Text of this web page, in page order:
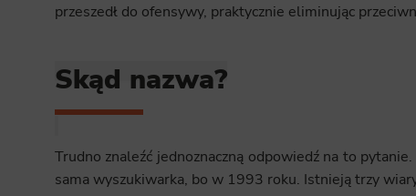
przeszedł do ofensywy, praktycznie eliminując
Skąd nazwa?
Trudno znaleźć jednoznaczną odpowiedź na to
sama wyszukiwarka, bo w 1993 roku. Istnieją trzy